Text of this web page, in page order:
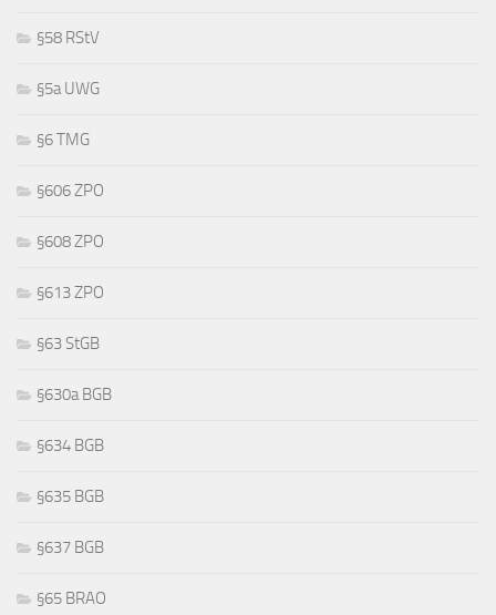
§58 RStV
§5a UWG
§6 TMG
§606 ZPO
§608 ZPO
§613 ZPO
§63 StGB
§630a BGB
§634 BGB
§635 BGB
§637 BGB
§65 BRAO